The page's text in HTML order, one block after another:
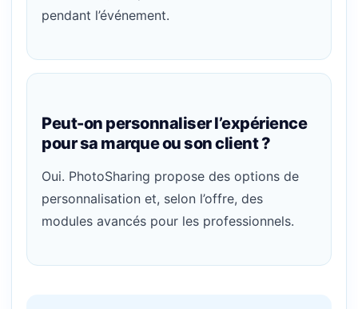
pendant l’événement.
Peut-on personnaliser l’expérience
pour sa marque ou son client ?
Oui. PhotoSharing propose des options de
personnalisation et, selon l’offre, des
modules avancés pour les professionnels.